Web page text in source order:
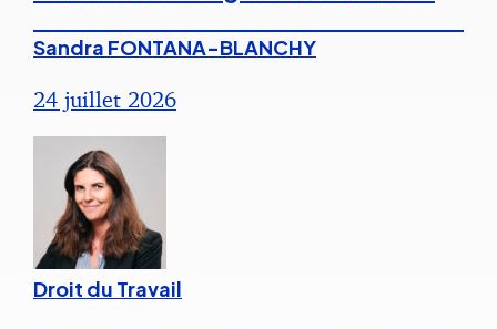
Sandra FONTANA-BLANCHY
24 juillet 2026
Droit du Travail